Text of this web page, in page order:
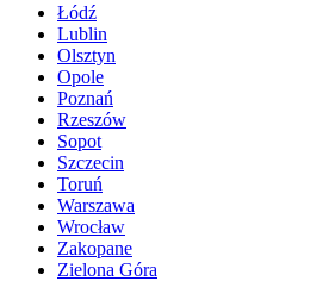
Łódź
Lublin
Olsztyn
Opole
Poznań
Rzeszów
Sopot
Szczecin
Toruń
Warszawa
Wrocław
Zakopane
Zielona Góra